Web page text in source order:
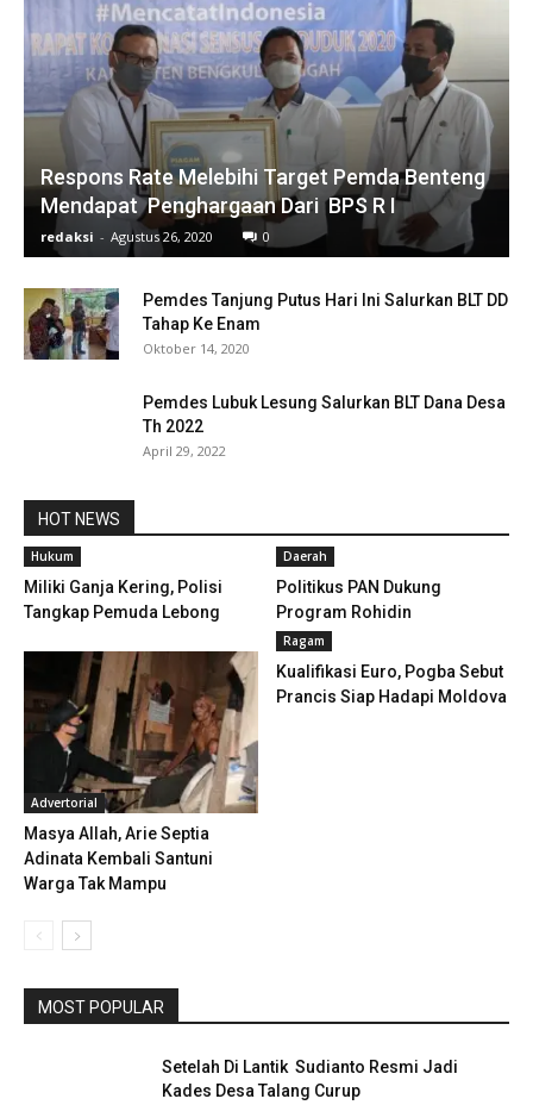
Respons Rate Melebihi Target Pemda Benteng
Mendapat Penghargaan Dari BPS R I
redaksi - Agustus 26, 2020 0
Pemdes Tanjung Putus Hari Ini Salurkan BLT DD
Tahap Ke Enam
Oktober 14, 2020
Pemdes Lubuk Lesung Salurkan BLT Dana Desa
Th 2022
April 29, 2022
HOT NEWS
Hukum
Miliki Ganja Kering, Polisi
Tangkap Pemuda Lebong
Daerah
Politikus PAN Dukung
Program Rohidin
Advertorial
Masya Allah, Arie Septia
Adinata Kembali Santuni
Warga Tak Mampu
Ragam
Kualifikasi Euro, Pogba Sebut
Prancis Siap Hadapi Moldova
MOST POPULAR
Setelah Di Lantik Sudianto Resmi Jadi
Kades Desa Talang Curup